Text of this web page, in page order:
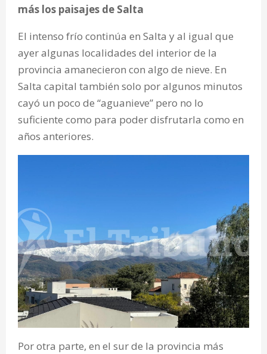
más los paisajes de Salta
El intenso frío continúa en Salta y al igual que
ayer algunas localidades del interior de la
provincia amanecieron con algo de nieve. En
Salta capital también solo por algunos minutos
cayó un poco de “aguanieve” pero no lo
suficiente como para poder disfrutarla como en
años anteriores.
Por otra parte, en el sur de la provincia más